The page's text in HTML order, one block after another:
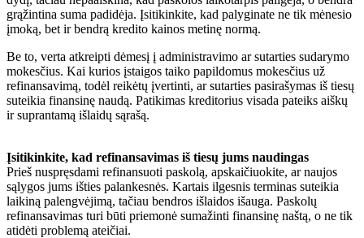
grąžintina suma padidėja. Įsitikinkite, kad palyginate ne tik mėnesio
įmoką, bet ir bendrą kredito kainos metinę normą.
Be to, verta atkreipti dėmesį į administravimo ar sutarties sudarymo
mokesčius. Kai kurios įstaigos taiko papildomus mokesčius už
refinansavimą, todėl reikėtų įvertinti, ar sutarties pasirašymas iš tiesų
suteikia finansinę naudą. Patikimas kreditorius visada pateiks aiškų
ir suprantamą išlaidų sąrašą.
Įsitikinkite, kad refinansavimas iš tiesų jums naudingas
Prieš nuspręsdami refinansuoti paskolą, apskaičiuokite, ar naujos
sąlygos jums išties palankesnės. Kartais ilgesnis terminas suteikia
laikiną palengvėjimą, tačiau bendros išlaidos išauga. Paskolų
refinansavimas turi būti priemonė sumažinti finansinę naštą, o ne tik
atidėti problemą ateičiai.